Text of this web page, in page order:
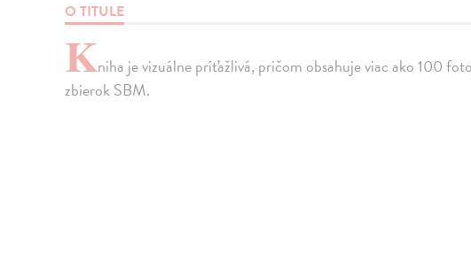
O TITULE
Kniha je vizuálne príťažlivá, pričom obsahuje viac ako 100
zbierok SBM.